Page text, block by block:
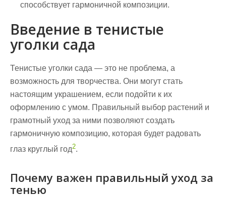
способствует гармоничной композиции.
Введение в тенистые
уголки сада
Тенистые уголки сада — это не проблема, а
возможность для творчества. Они могут стать
настоящим украшением, если подойти к их
оформлению с умом. Правильный выбор растений и
грамотный уход за ними позволяют создать
гармоничную композицию, которая будет радовать
глаз круглый год2.
Почему важен правильный уход за
тенью